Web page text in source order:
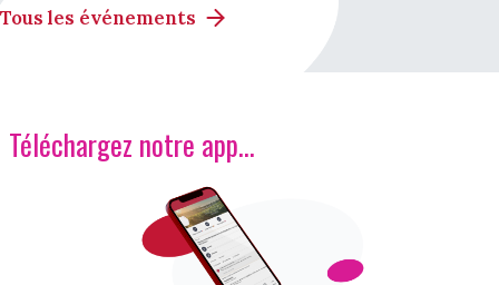
Tous les événements
Téléchargez notre app…